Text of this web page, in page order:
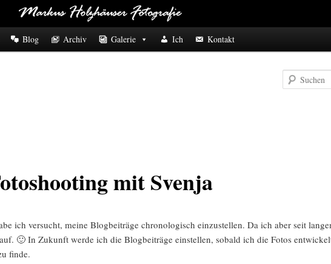
Blog Archiv Galerie Ich Kontakt
Suchen
mit Svenja
ich versucht, meine Blogbeiträge chronologisch einzustellen. Da ich aber seit
🙂 In Zukunft werde ich die Blogbeiträge einstellen, sobald ich die Fotos
finde.